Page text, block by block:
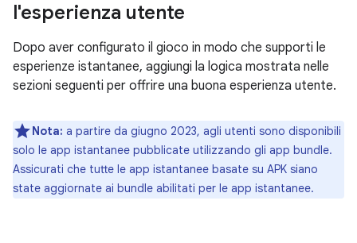
l'esperienza utente
Dopo aver configurato il gioco in modo che supporti le
esperienze istantanee, aggiungi la logica mostrata nelle
sezioni seguenti per offrire una buona esperienza utente.
Nota: a partire da giugno 2023, agli utenti sono disponibili
solo le app istantanee pubblicate utilizzando gli app bundle.
Assicurati che tutte le app istantanee basate su APK siano
state aggiornate ai bundle abilitati per le app istantanee.